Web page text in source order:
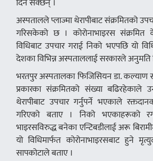
अस्पतालले प्लाज्मा थेरापीबाट संक्रमितको
गरिसकेको छ । कोरोनाभाइरस संक्रमित
विधिबाट उपचार गराई निको भएपछि यो
देशका विभिन्न अस्पताललाई सरकारले अनुमति
भरतपुर अस्पतालका फिजिसियन डा. कल्याण
प्रकारका संक्रमितको संख्या बढिरहेकाले
थेरापीबाट उपचार गर्नुपर्ने भएकाले
गरिएको बताए । निको भएकाहरूको
भाइरसविरुद्ध बनेका एन्टिबडीलाई अरू
यो विधिमार्फत कोरोनाभाइरसबाट हुने
सापकोटाले बताए ।